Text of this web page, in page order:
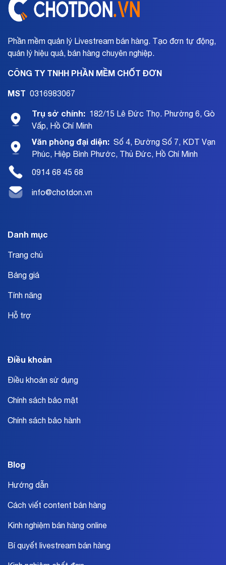
Phần mềm quản lý Livestream bán hàng. Tạo đơn tự động,
quản lý hiệu quả, bán hàng chuyên nghiệp.
CÔNG TY TNHH PHẦN MỀM CHỐT ĐƠN
MST 0316983067
Trụ sở chính: 182/15 Lê Đức Thọ. Phường 6, Gò
Vấp, Hồ Chí Minh
Văn phòng đại diện: Số 4, Đường Số 7, KDT Vạn
Phúc, Hiệp Bình Phước, Thủ Đức, Hồ Chí Minh
0914 68 45 68
info@chotdon.vn
Danh mục
Trang chủ
Bảng giá
Tính năng
Hỗ trợ
Điều khoản
Điều khoản sử dụng
Chính sách bảo mật
Chính sách bảo hành
Blog
Hướng dẫn
Cách viết content bán hàng
Kinh nghiệm bán hàng online
Bí quyết livestream bán hàng